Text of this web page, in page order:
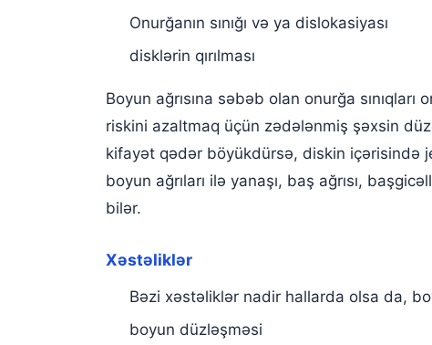
Onurğanın sınığı və ya dislokasiyası
disklərin qırılması
Boyun ağrısına səbəb olan onurğa
riskini azaltmaq üçün zədələnmiş şəxsin
kifayət qədər böyükdürsə, diskin içərisində
boyun ağrıları ilə yanaşı, baş ağrısı,
bilər.
Xəstəliklər
Bəzi xəstəliklər nadir hallarda olsa da,
boyun düzləşməsi